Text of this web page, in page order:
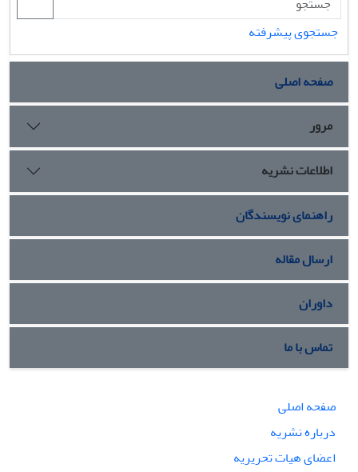
جستجوی پیشرفته
صفحه اصلی
مرور
اطلاعات نشریه
راهنمای نویسندگان
ارسال مقاله
داوران
تماس با ما
صفحه اصلی
درباره نشریه
اعضای هیات تحریریه